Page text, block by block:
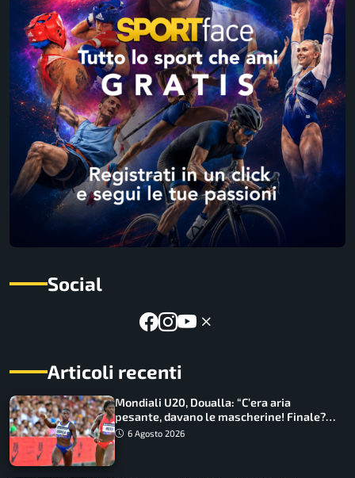
Social
Articoli recenti
Mondiali U20, Doualla: “C’era aria
pesante, davano le mascherine! Finale?
Non ho nulla da perdere”
6 Agosto 2026